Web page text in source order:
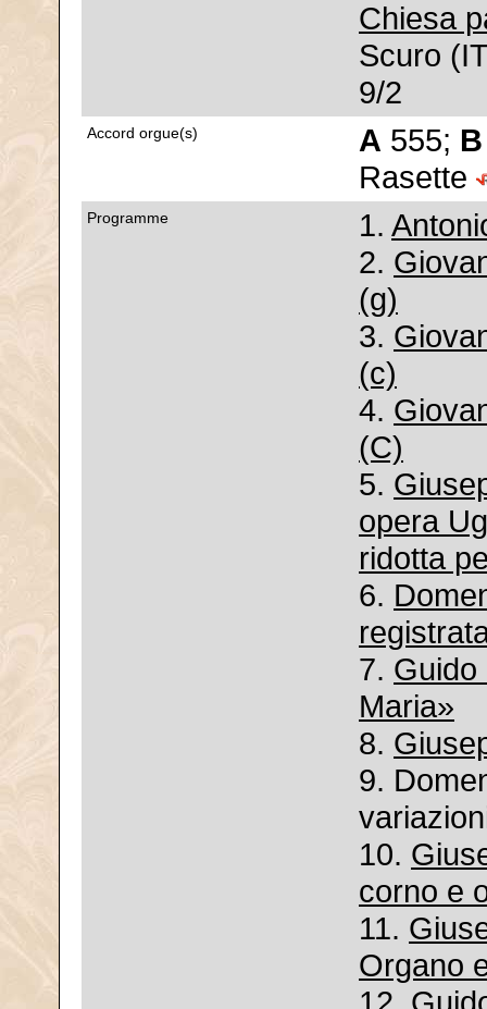
Chiesa
Scuro
9/2
Accord orgue(s) A 555; B
Rasette
Programme 1.
2.
(g)
3.
(c)
4.
(C)
5.
opera
ridotta
6.
7. Guido
Maria»
8.
9.
10.
corno e
11.
Organo